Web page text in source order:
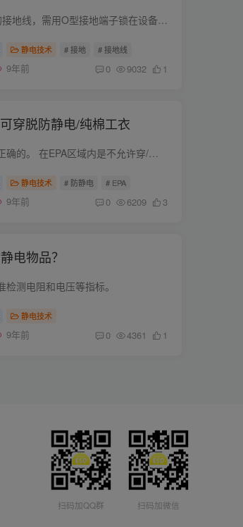
1、设备仪器的接地线，需用O型接地端子锁在设备仪器的金属外壳螺钉上，并将螺钉拧紧（或直接使用插头插入设备仪器接地孔内）； 2、设备仪器端的接地线，需用扎线与仪器设备外壳或随机附带的导线...
静电技术 # 接地 # 接地线
9年前 0 9032 1
穿脱防静电/纯棉工衣
这种说法是不正确的。 在EPA区域内是不允许穿/脱防静电大褂或鞋子等防静电劳保防护用品。
静电技术 # 防静电 # EPA
9年前 0 6209 3
电物品？
检测电阻和电压等指标。
静电技术
9年前 0 4361 1
扫码加QQ群 扫码加微信